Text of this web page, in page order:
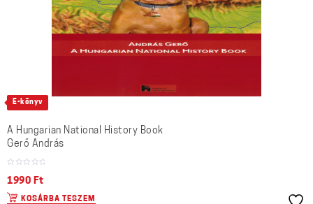
E-könyv
A Hungarian National History Book
Gerő András
1990 Ft
KOSÁRBA TESZEM